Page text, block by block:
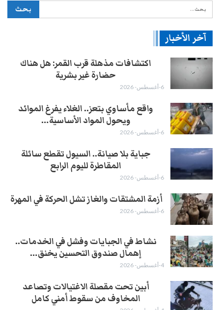
آخر الأخبار
اكتشافات مذهلة قرب القمر: هل هناك
حضارة غير بشرية
6-أغسطس- 2026
واقع مأساوي بتعز.. الغلاء يفرغ الموائد
ويحول المواد الأساسية…
6-أغسطس- 2026
جباية بلا صيانة.. السيول تقطع سائلة
المقاطرة لليوم الرابع
6-أغسطس- 2026
أزمة المشتقات والغاز تشل الحركة في المهرة ​
6-أغسطس- 2026
نشاط في الجبايات وفشل في الخدمات..
إهمال صندوق التحسين يخنق…
4-أغسطس- 2026
أبين تحت مقصلة الاغتيالات وتصاعد
المخاوف من سقوط أمني كامل